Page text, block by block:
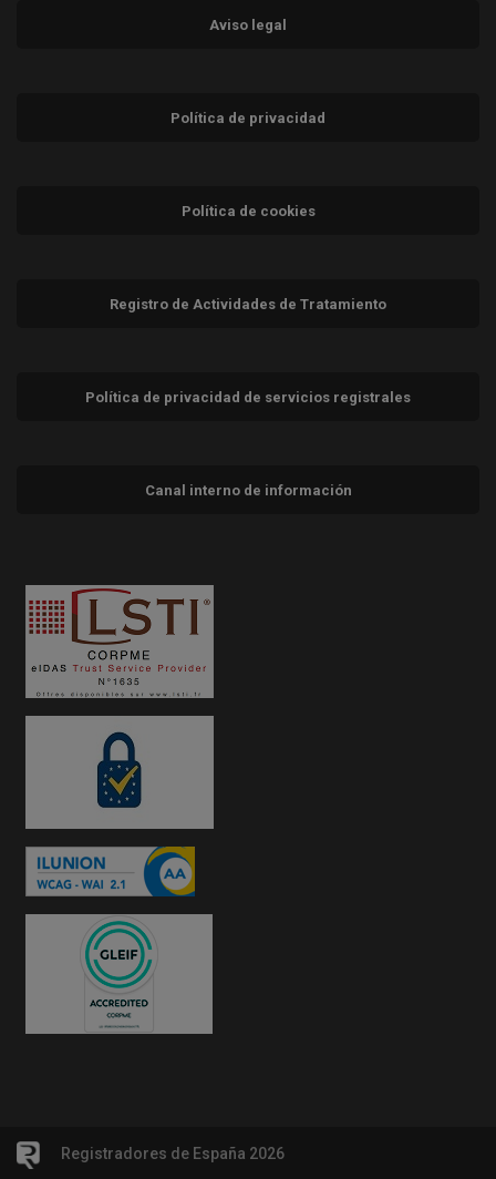
Aviso legal
Política de privacidad
Política de cookies
Registro de Actividades de Tratamiento
Política de privacidad de servicios registrales
Canal interno de información
Registradores de España 2026